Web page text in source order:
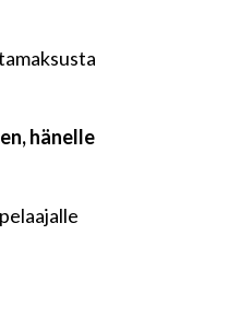
hänelle